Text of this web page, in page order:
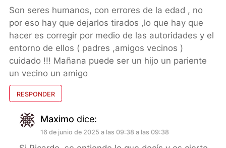
Son seres humanos, con errores de la edad , no
por eso hay que dejarlos tirados ,lo que hay que
hacer es corregir por medio de las autoridades y el
entorno de ellos ( padres ,amigos vecinos )
cuidado !!! Mañana puede ser un hijo un pariente
un vecino un amigo
RESPONDER
Maximo dice:
16 de junio de 2025 a las 09:38 a las 09:38